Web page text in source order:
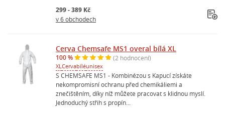
299 - 389 Kč
v 6 obchodech
Cerva Chemsafe MS1 overal bílá XL
100 % (2 hodnocení)
XL Cervabíléunisex
S CHEMSAFE MS1 - Kombinézou s Kapucí získáte
nekompromisní ochranu před chemikáliemi a
znečištěním, díky níž můžete pracovat s klidnou myslí.
Jednoduchý střih s propín...